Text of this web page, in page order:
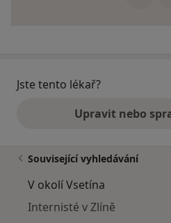
Jste tento lékař?
Upravit nebo
Související vyhledávání
V okolí Vsetína
Internisté v Zlíně